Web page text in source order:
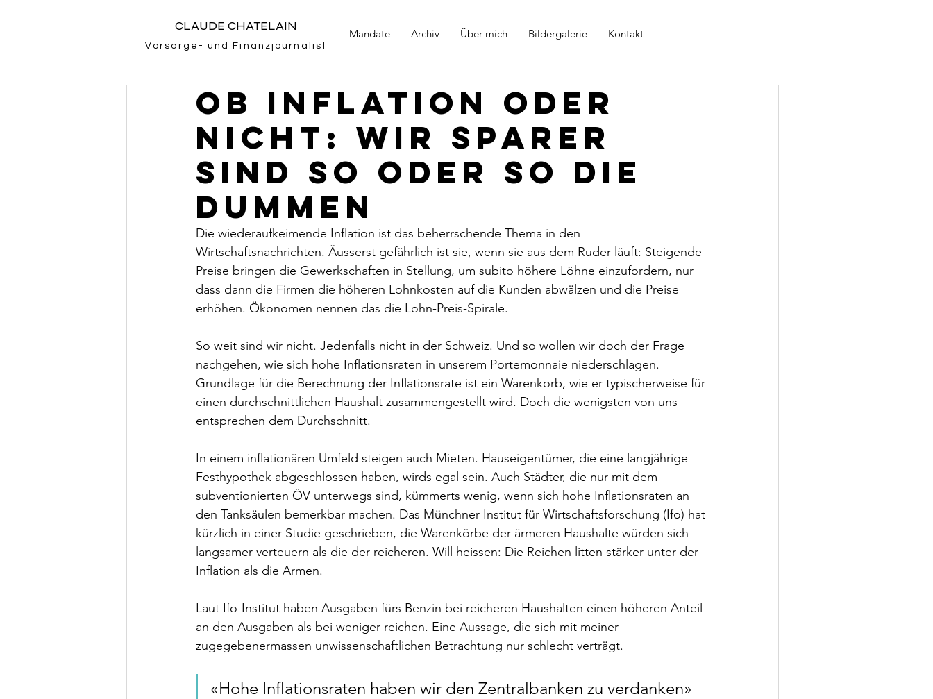
CLAUDE CHATELAIN
Mandate Archiv Über mich Bildergalerie Kontakt
Vorsorge- und Finanzjournalist
Ob Inflation oder
nicht: Wir Sparer
sind so oder so die
Dummen
Die wiederaufkeimende Inflation ist das beherrschende Thema in den
Wirtschaftsnachrichten. Äusserst gefährlich ist sie, wenn sie aus dem Ruder läuft: Steigende
Preise bringen die Gewerkschaften in Stellung, um subito höhere Löhne einzufordern, nur
dass dann die Firmen die höheren Lohnkosten auf die Kunden abwälzen und die Preise
erhöhen. Ökonomen nennen das die Lohn-Preis-Spirale.
So weit sind wir nicht. Jedenfalls nicht in der Schweiz. Und so wollen wir doch der Frage
nachgehen, wie sich hohe Inflationsraten in unserem Portemonnaie niederschlagen.
Grundlage für die Berechnung der Inflationsrate ist ein Warenkorb, wie er typischerweise für
einen durchschnittlichen Haushalt zusammengestellt wird. Doch die wenigsten von uns
entsprechen dem Durchschnitt.
In einem inflationären Umfeld steigen auch Mieten. Hauseigentümer, die eine langjährige
Festhypothek abgeschlossen haben, wirds egal sein. Auch Städter, die nur mit dem
subventionierten ÖV unterwegs sind, kümmerts wenig, wenn sich hohe Inflationsraten an
den Tanksäulen bemerkbar machen. Das Münchner Institut für Wirtschaftsforschung (Ifo) hat
kürzlich in einer Studie geschrieben, die Warenkörbe der ärmeren Haushalte würden sich
langsamer verteuern als die der reicheren. Will heissen: Die Reichen litten stärker unter der
Inflation als die Armen.
Laut Ifo-Institut haben Ausgaben fürs Benzin bei reicheren Haushalten einen höheren Anteil
an den Ausgaben als bei weniger reichen. Eine Aussage, die sich mit meiner
zugegebenermassen unwissenschaftlichen Betrachtung nur schlecht verträgt.
«Hohe Inflationsraten haben wir den Zentralbanken zu verdanken»